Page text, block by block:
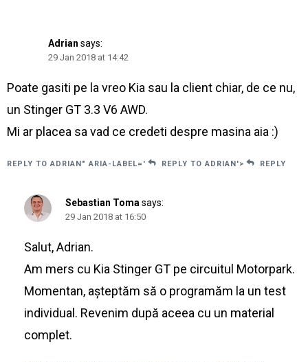
Adrian says:
29 Jan 2018 at 14:42
Poate gasiti pe la vreo Kia sau la client chiar, de ce nu,
un Stinger GT 3.3 V6 AWD.
Mi ar placea sa vad ce credeti despre masina aia :)
REPLY TO ADRIAN" ARIA-LABEL=' REPLY TO ADRIAN'> REPLY
Sebastian Toma says:
29 Jan 2018 at 16:50
Salut, Adrian.
Am mers cu Kia Stinger GT pe circuitul Motorpark.
Momentan, așteptăm să o programăm la un test
individual. Revenim după aceea cu un material
complet.